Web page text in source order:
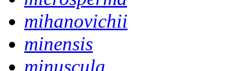
mihanovichii
minensis
minuscula